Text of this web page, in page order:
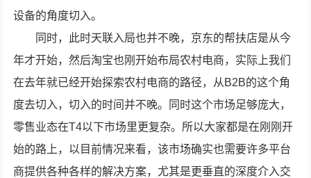
设备的角度切入。
同时，此时天联入局也并不晚，京东的帮扶店是从今
年才开始，然后淘宝也刚开始布局农村电商，实际上我们
在去年就已经开始探索农村电商的路径，从B2B的这个角
度去切入，切入的时间并不晚。同时这个市场足够庞大，
零售业态在T4以下市场里更复杂。所以大家都是在刚刚开
始的路上，以目前情况来看，该市场确实也需要许多平台
商提供各种各样的解决方案，尤其是更垂直的深度介入交